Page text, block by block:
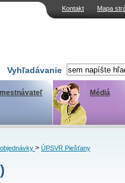
Kontakt Mapa
Vyhľadávanie
Médiá
> ÚPSVR Piešťany